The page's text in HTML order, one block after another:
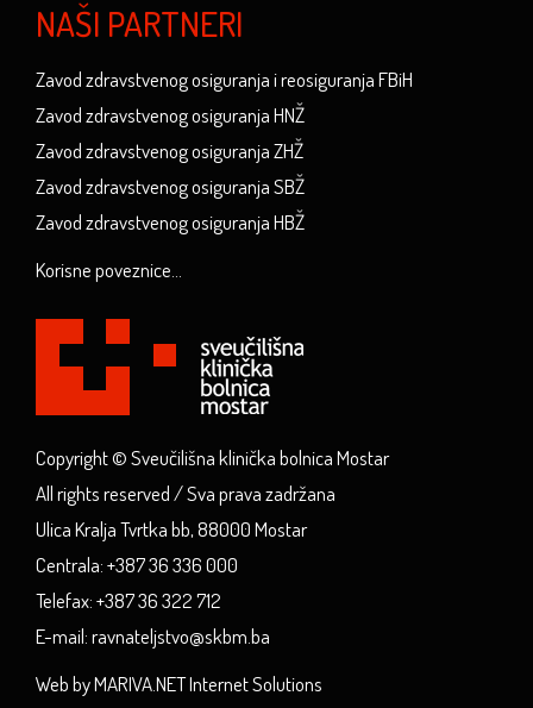
NAŠI PARTNERI
Zavod zdravstvenog osiguranja i reosiguranja FBiH
Zavod zdravstvenog osiguranja HNŽ
Zavod zdravstvenog osiguranja ZHŽ
Zavod zdravstvenog osiguranja SBŽ
Zavod zdravstvenog osiguranja HBŽ
Korisne poveznice...
Copyright © Sveučilišna klinička bolnica Mostar
All rights reserved / Sva prava zadržana
Ulica Kralja Tvrtka bb, 88000 Mostar
Centrala: +387 36 336 000
Telefax: +387 36 322 712
E-mail: ravnateljstvo@skbm.ba
Web by MARIVA.NET Internet Solutions